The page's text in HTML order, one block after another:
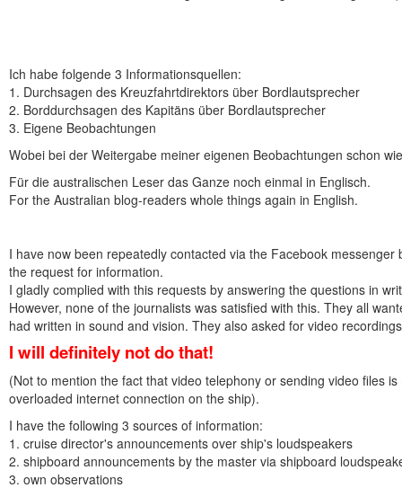
Ich habe folgende 3 Informationsquellen:
1. Durchsagen des Kreuzfahrtdirektors über Bordlautsprecher
2. Borddurchsagen des Kapitäns über Bordlautsprecher
3. Eigene Beobachtungen
Wobei bei der Weitergabe meiner eigenen Beobachtungen schon
Für die australischen Leser das Ganze noch einmal in Englisch.
For the Australian blog-readers whole things again in English.
I have now been repeatedly contacted via the Facebook
the request for information.
I gladly complied with this requests by answering the questions in
However, none of the journalists was satisfied with this. They all
had written in sound and vision. They also asked for video
I will definitely not do that!
(Not to mention the fact that video telephony or sending video files
overloaded internet connection on the ship).
I have the following 3 sources of information:
1. cruise director's announcements over ship's loudspeakers
2. shipboard announcements by the master via shipboard
3. own observations